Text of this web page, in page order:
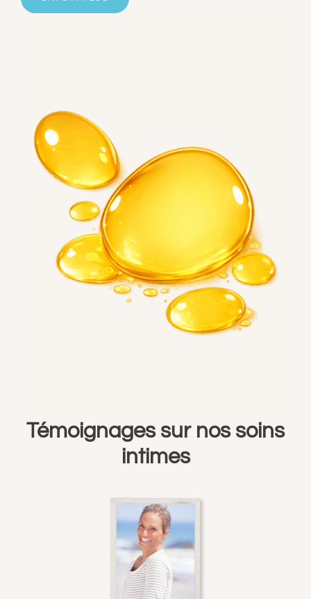
Témoignages sur nos soins
intimes